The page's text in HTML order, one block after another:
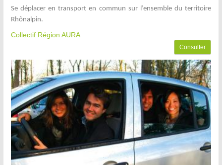
Se déplacer en transport en commun sur l’ensemble du territoire
Rhônalpin.
Collectif Région AURA
Consulter